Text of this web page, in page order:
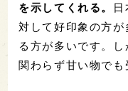
を示してくれる。
対して好印象の方
る方が多いです。
関わらず甘い物でも